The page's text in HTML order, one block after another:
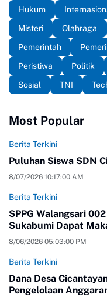
Hukum
Misteri
Olahraga
Pemerintah
Peristiwa
Politik
Sosial
TNI
Most Popular
Berita Terkini
Puluhan Siswa SDN
8/07/2026 10:17:00 AM
Berita Terkini
SPPG Walangsari
Sukabumi Dapat
8/06/2026 05:03:00 PM
Berita Terkini
Dana Desa
Pengelolaan